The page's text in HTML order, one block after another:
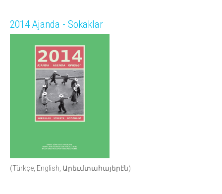
2014 Ajanda - Sokaklar
(Türkçe, English, Արեւմտահայերէն)